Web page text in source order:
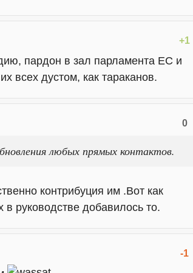
+1
пардон в зал парламента ЕС и
всех дустом, как тараканов.
0
любых прямых контактов.
контрибуция им .Вот как
в руководстве добавилось то.
-1